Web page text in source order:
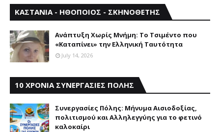
ΚΑΣΤΑΝΙΑ - ΗΘΟΠΟΙΟΣ - ΣΚΗΝΟΘΕΤΗΣ
Aνάπτυξη Xωρίς Mνήμη: Το Τσιμέντο που
«Καταπίνει» την Ελληνική Ταυτότητα
July 14, 2026
10 ΧΡΟΝΙΑ ΣΥΝΕΡΓΑΣΙΕΣ ΠΟΛΗΣ
Συνεργασίες Πόλης: Mήνυμα Aισιοδοξίας,
πολιτισμού και Aλληλεγγύης για το φετινό
καλοκαίρι